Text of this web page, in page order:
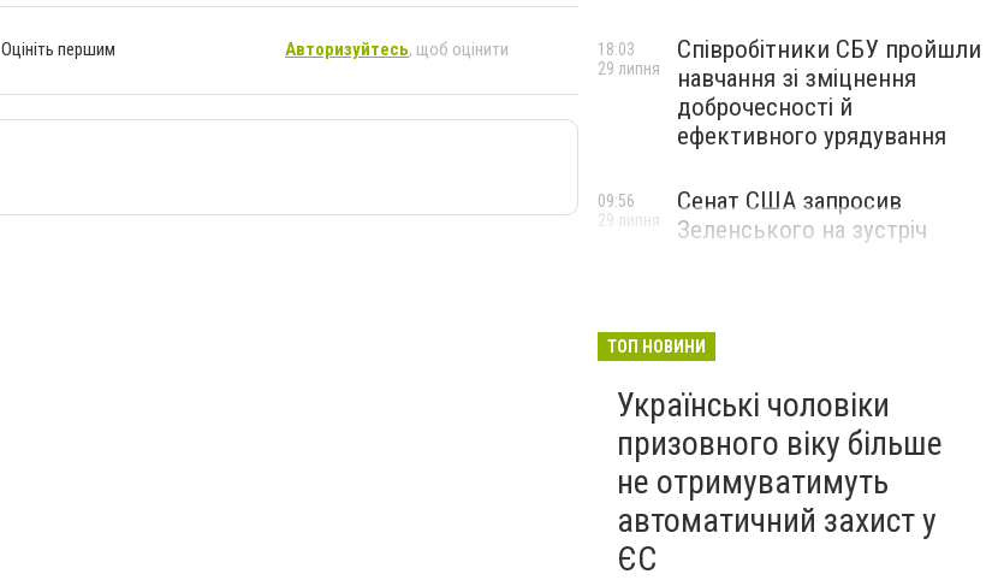
Оцініть першим Авторизуйтесь, щоб оцінити
Співробітники СБУ пройшли
навчання зі зміцнення
доброчесності й
ефективного урядування
18:03
29 липня
Сенат США запросив
Зеленського на зустріч
09:56
29 липня
ТОП НОВИНИ
Українські чоловіки
призовного віку більше
не отримуватимуть
автоматичний захист у
ЄС